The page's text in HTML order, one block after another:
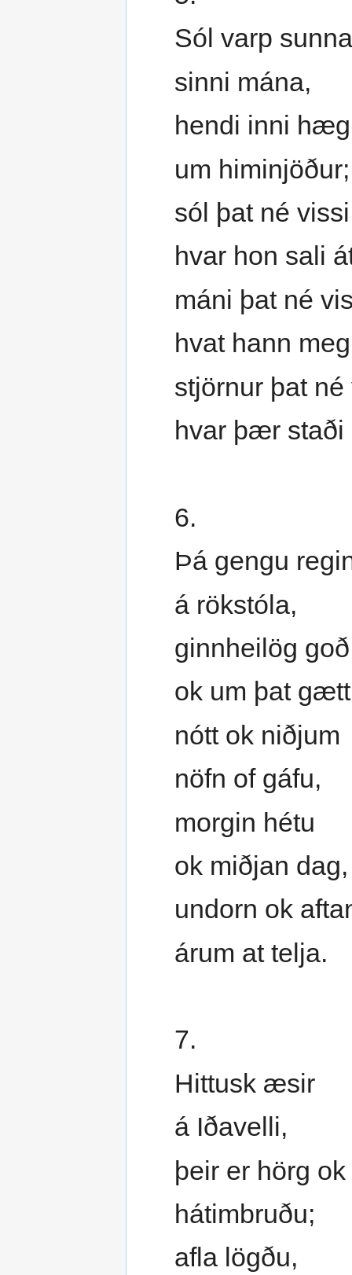
Sól varp
sinni mána,
hendi inni
um himinjöður;
sól þat né
hvar hon sali
máni þat né
hvat hann
stjörnur þat né
hvar þær staði
6.
Þá gengu
á rökstóla,
ginnheilög
ok um þat
nótt ok niðjum
nöfn of gáfu,
morgin hétu
ok miðjan dag,
undorn ok
árum at telja.
7.
Hittusk æsir
á Iðavelli,
þeir er hörg ok
hátimbruðu;
afla lögðu,